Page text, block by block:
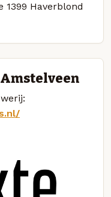
1399 Haverblond